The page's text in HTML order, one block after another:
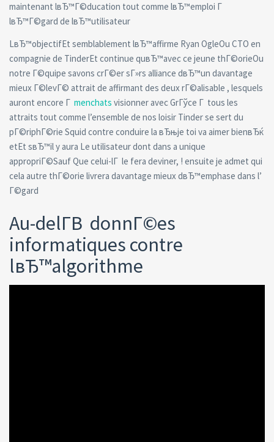
maintenant lвЂ™Г©ducation tout comme lвЂ™emploi Г
lвЂ™Г©gard de lвЂ™utilisateur
LвЂ™objectifEt semblablement lвЂ™affirme Ryan OgleOu CTO en
compagnie de TinderEt continue quвЂ™avec ce jeune thГ©orieOu
notre Г©quipe savons crГ©er sГ»rs alliance dвЂ™un davantage
mieux Г©levГ© attrait de affirmant des deux rГ©alisable , lesquels
auront encore Г menchats visionner avec GrГўce Г tous les
attraits tout comme l’ensemble de nos loisir Tinder se sert du
pГ©riphГ©rie Squid contre conduire la вЂњje toi va aimer bienвЂќ
etEt sвЂ™il y aura Le utilisateur dont dans a unique
appropriГ©Sauf Que celui-lГ le fera deviner, ! ensuite je admet qui
cela autre thГ©orie livrera davantage mieux dвЂ™emphase dans l’
Г©gard
Au-delГ­В donnГ©es
informatiques contre
lвЂ™algorithme